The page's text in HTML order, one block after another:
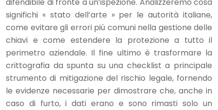
difendibile di fronte a un’ispezione. Analizzeremo cosa
significhi « stato dell’arte » per le autorità italiane,
come evitare gli errori più comuni nella gestione delle
chiavi e come estendere la protezione a tutto il
perimetro aziendale. Il fine ultimo è trasformare la
crittografia da spunta su una checklist a principale
strumento di mitigazione del rischio legale, fornendo
le evidenze necessarie per dimostrare che, anche in
caso di furto, i dati erano e sono rimasti solo un